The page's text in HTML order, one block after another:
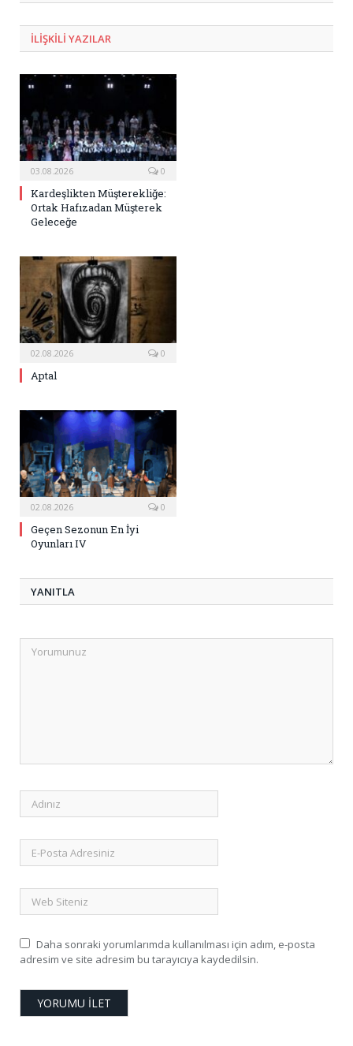
ILIŞKILI YAZILAR
03.08.2026 0
Kardeşlikten Müşterekliğe:
Ortak Hafızadan Müşterek
Geleceğe
02.08.2026 0
Aptal
02.08.2026 0
Geçen Sezonun En İyi
Oyunları IV
YANITLA
Daha sonraki yorumlarımda kullanılması için adım, e-posta
adresim ve site adresim bu tarayıcıya kaydedilsin.